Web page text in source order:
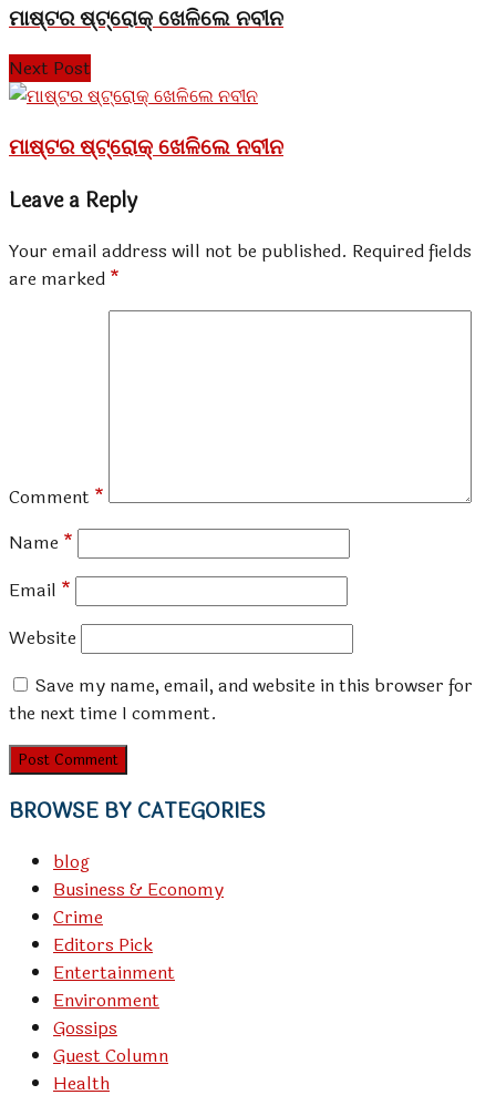
ମାଷ୍ଟର ଷ୍ଟ୍ରୋକ୍ ଖେଳିଲେ ନବୀନ
Next Post
ମାଷ୍ଟର ଷ୍ଟ୍ରୋକ୍ ଖେଳିଲେ ନବୀନ
Leave a Reply
Your email address will not be published. Required fields
are marked *
Comment *
Name *
Email *
Website
Save my name, email, and website in this browser for
the next time I comment.
BROWSE BY CATEGORIES
blog
Business & Economy
Crime
Editors Pick
Entertainment
Environment
Gossips
Guest Column
Health